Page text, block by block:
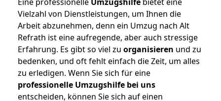
Vielzahl von Dienstleistungen, um Ihnen die
Arbeit abzunehmen, denn ein Umzug nach Alt
Refrath ist eine aufregende, aber auch stressige
Erfahrung. Es gibt so viel zu organisieren und zu
bedenken, und oft fehlt einfach die Zeit, um alles
zu erledigen. Wenn Sie sich für eine
professionelle Umzugshilfe bei uns
entscheiden, können Sie sich auf einen